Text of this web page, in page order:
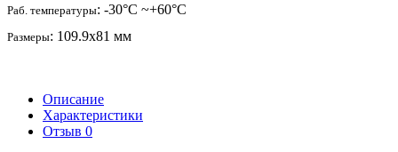
Раб. температуры: -30°C ~+60°C
Размеры: 109.9х81 мм
Описание
Характеристики
Отзыв 0